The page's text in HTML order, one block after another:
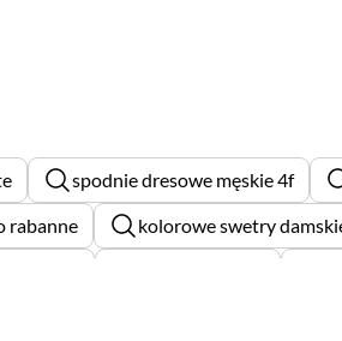
spodnie dresowe męskie 4f
rabanne
kolorowe swetry